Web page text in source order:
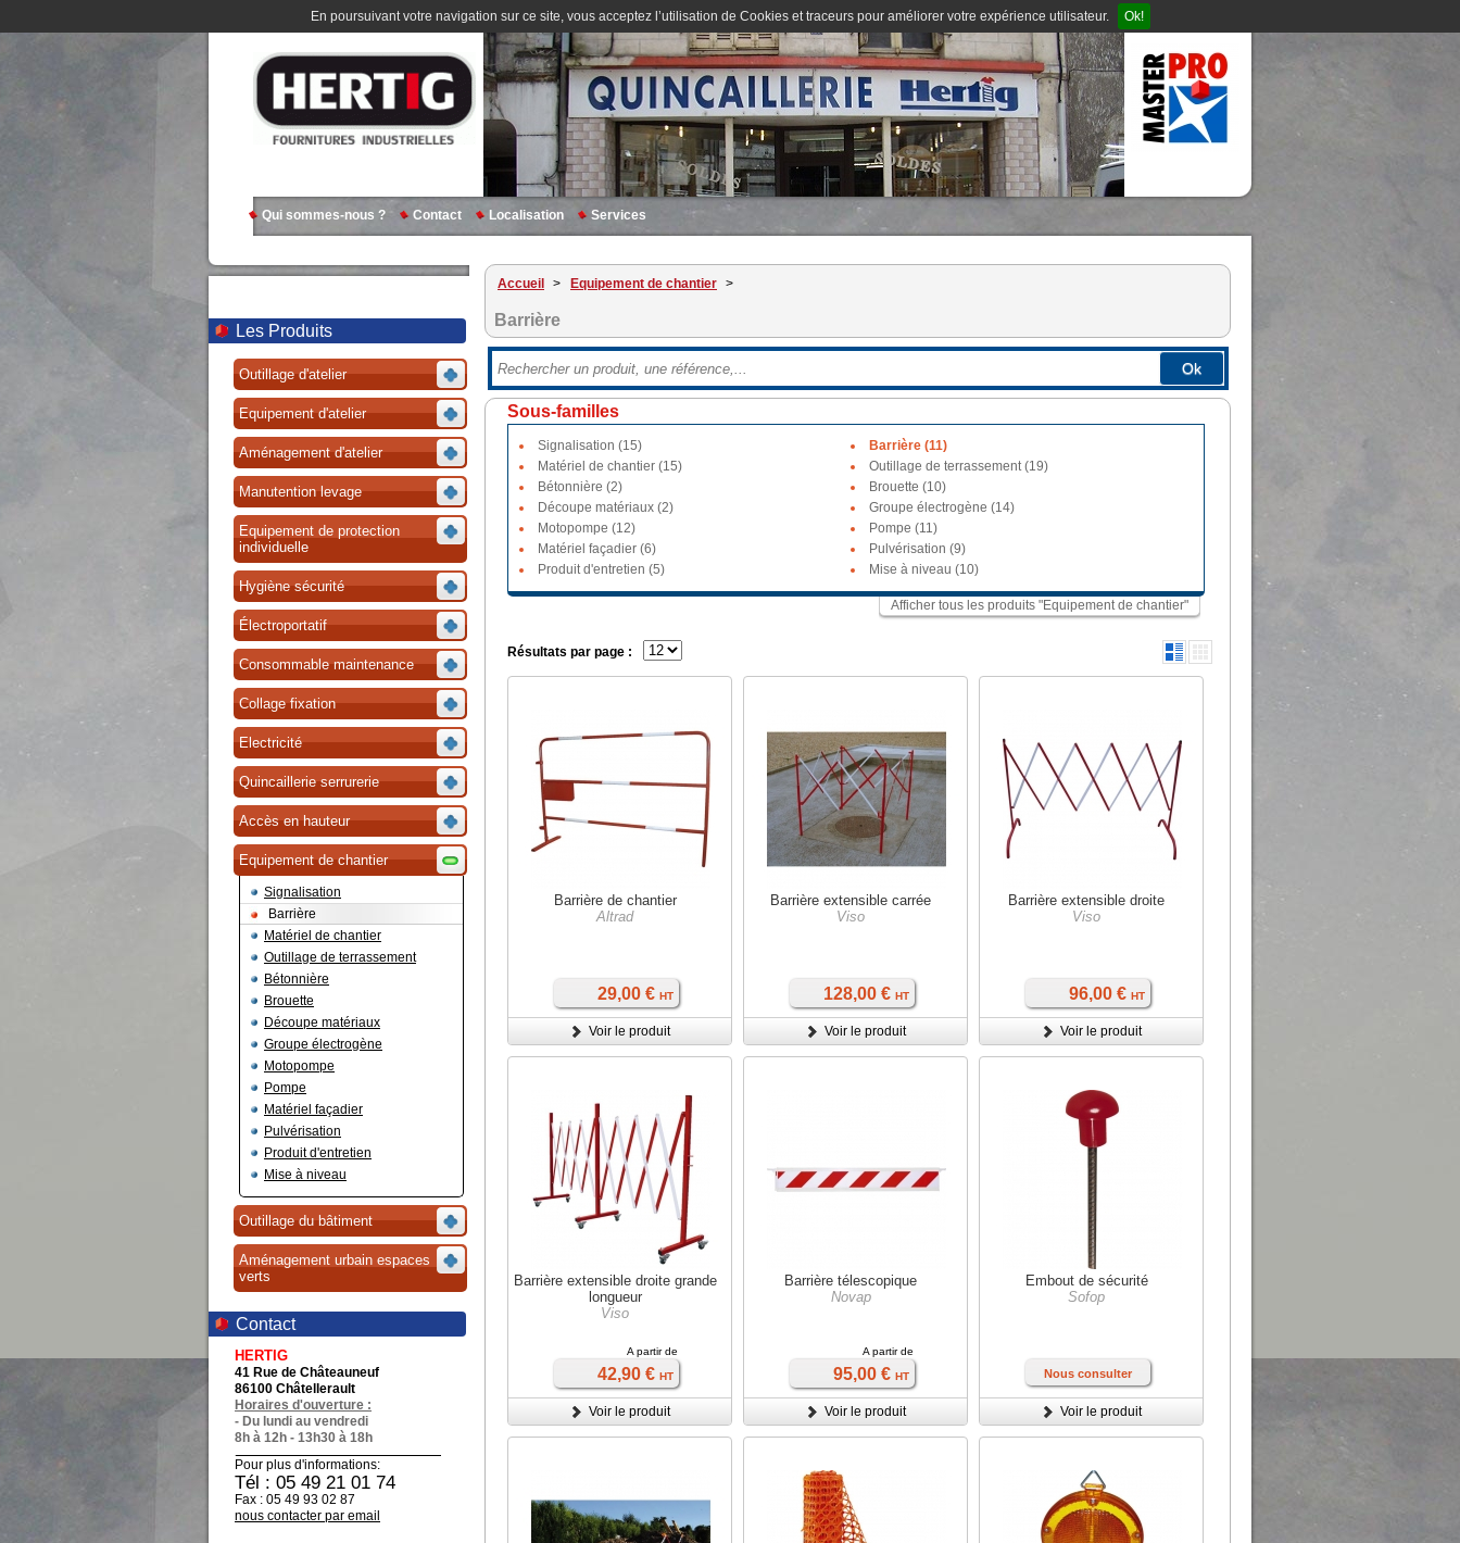
En poursuivant votre navigation sur ce site, vous acceptez l’utilisation de Cookies et traceurs pour améliorer votre expérience utilisateur. Ok!
Qui sommes-nous ? Contact Localisation Services
Les Produits
Outillage d'atelier
Equipement d'atelier
Aménagement d'atelier
Manutention levage
Equipement de protection
individuelle
Hygiène sécurité
Électroportatif
Consommable maintenance
Collage fixation
Electricité
Quincaillerie serrurerie
Accès en hauteur
Equipement de chantier
Signalisation
Barrière
Matériel de chantier
Outillage de terrassement
Bétonnière
Brouette
Découpe matériaux
Groupe électrogène
Motopompe
Pompe
Matériel façadier
Pulvérisation
Produit d'entretien
Mise à niveau
Outillage du bâtiment
Aménagement urbain espaces
verts
Contact
HERTIG
41 Rue de Châteauneuf
86100 Châtellerault
Horaires d'ouverture :
- Du lundi au vendredi
8h à 12h - 13h30 à 18h
Pour plus d'informations:
Tél : 05 49 21 01 74
Fax : 05 49 93 02 87
nous contacter par email
Accueil > Equipement de chantier >
Barrière
Ok
Sous-familles
Signalisation (15)
Barrière (11)
Matériel de chantier (15)
Outillage de terrassement (19)
Bétonnière (2)
Brouette (10)
Découpe matériaux (2)
Groupe électrogène (14)
Motopompe (12)
Pompe (11)
Matériel façadier (6)
Pulvérisation (9)
Produit d'entretien (5)
Mise à niveau (10)
Afficher tous les produits "Equipement de chantier"
Résultats par page :
Barrière de chantier
Altrad
29,00 € HT
Voir le produit
Barrière extensible carrée
Viso
128,00 € HT
Voir le produit
Barrière extensible droite
Viso
96,00 € HT
Voir le produit
Barrière extensible droite grande
longueur
Viso
A partir de
42,90 € HT
Voir le produit
Barrière télescopique
Novap
A partir de
95,00 € HT
Voir le produit
Embout de sécurité
Sofop
Nous consulter
Voir le produit